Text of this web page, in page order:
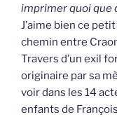
imprimer quoi que
J’aime bien ce
chemin entre
Travers d’un exil
originaire par sa
voir dans les 14
enfants de